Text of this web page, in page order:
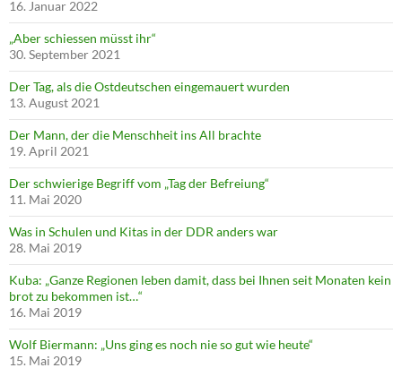
16. Januar 2022
„Aber schiessen müsst ihr“
30. September 2021
Der Tag, als die Ostdeutschen eingemauert wurden
13. August 2021
Der Mann, der die Menschheit ins All brachte
19. April 2021
Der schwierige Begriff vom „Tag der Befreiung“
11. Mai 2020
Was in Schulen und Kitas in der DDR anders war
28. Mai 2019
Kuba: „Ganze Regionen leben damit, dass bei Ihnen seit Monaten kein
brot zu bekommen ist…“
16. Mai 2019
Wolf Biermann: „Uns ging es noch nie so gut wie heute“
15. Mai 2019